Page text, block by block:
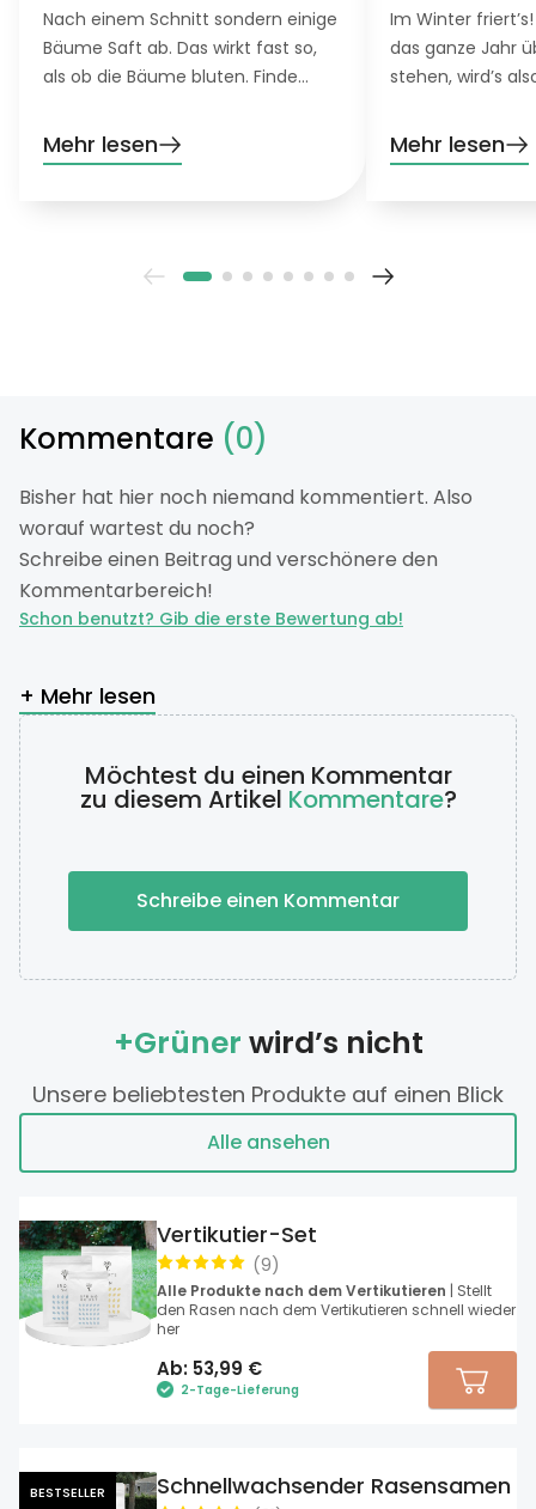
Nach einem Schnitt sondern einige
Bäume Saft ab. Das wirkt fast so,
als ob die Bäume bluten. Finde
sich hat und was du für blutende
Bäume tun kannst.
Mehr lesen
Im Winter
das ganze Jahr
stehen, wird’s
harten Bäume,
Blumen in
Mehr lesen
Kommentare (0)
Bisher hat hier noch niemand kommentiert. Also
worauf wartest du noch?
Schreibe einen Beitrag und verschönere den
Kommentarbereich!
Schon benutzt? Gib die erste Bewertung ab!
+ Mehr lesen
Möchtest du einen Kommentar
zu diesem Artikel Kommentare?
Schreibe einen Kommentar
+Grüner wird’s nicht
Unsere beliebtesten Produkte auf einen Blick
Alle ansehen
(9)
Vertikutier-Set
Alle Produkte nach dem Vertikutieren | Stellt
den Rasen nach dem Vertikutieren schnell wieder
her
Ab: 53,99 €
2-Tage-Lieferung
BESTSELLER Schnellwachsender Rasensamen